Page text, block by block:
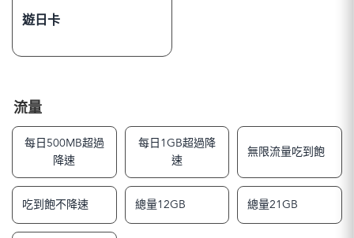
遊日卡
流量
每日500MB超過
降速
每日1GB超過降
速
無限流量吃到飽
吃到飽不降速 總量12GB 總量21GB